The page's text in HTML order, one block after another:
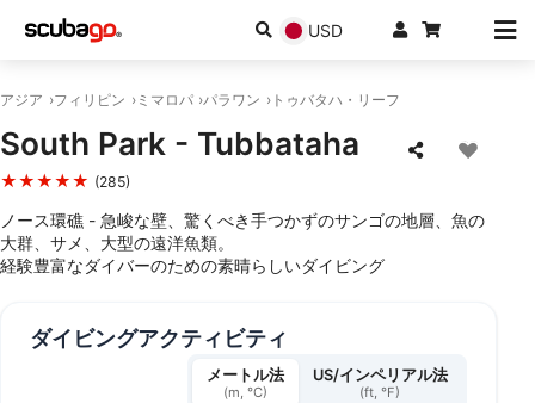
USD
アジア フィリピン ミマロパ パラワン トゥバタハ・リーフ
South Park - Tubbataha
★★★★★ (285)
ノース環礁 - 急峻な壁、驚くべき手つかずのサンゴの地層、魚の
大群、サメ、大型の遠洋魚類。
経験豊富なダイバーのための素晴らしいダイビング
ダイビングアクティビティ
メートル法
(m, °C)
US/インペリアル法
(ft, °F)